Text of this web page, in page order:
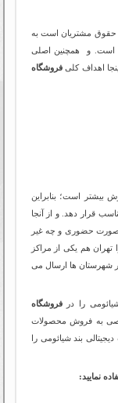
حقوق مشتریان است به
است. و همچنین اصلی
اهداف کلیفروشگاه
بیشتر است؛ بنابراین
قرار دهد. و از آنجا
صورت حضوری و چه غیر
هم یکی از مراکز
شهرستان ها ارسال می
را درفروشگاه
به فروش محصولات
بند شیائومی را
نمایید: